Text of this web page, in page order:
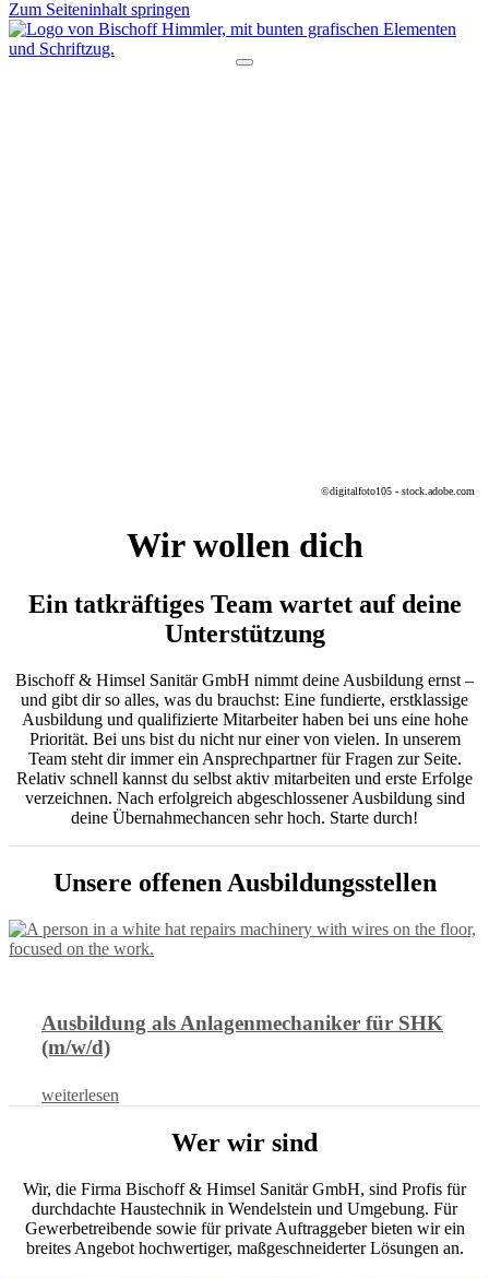
Zum Seiteninhalt springen
©digitalfoto105 - stock.adobe.com
Wir wollen dich
Ein tatkräftiges Team wartet auf deine
Unterstützung
Bischoff & Himsel Sanitär GmbH nimmt deine Ausbildung ernst –
und gibt dir so alles, was du brauchst: Eine fundierte, erstklassige
Ausbildung und qualifizierte Mitarbeiter haben bei uns eine hohe
Priorität. Bei uns bist du nicht nur einer von vielen. In unserem
Team steht dir immer ein Ansprechpartner für Fragen zur Seite.
Relativ schnell kannst du selbst aktiv mitarbeiten und erste Erfolge
verzeichnen. Nach erfolgreich abgeschlossener Ausbildung sind
deine Übernahmechancen sehr hoch. Starte durch!
Unsere offenen Ausbildungsstellen
Ausbildung als Anlagenmechaniker für SHK
(m/w/d)
weiterlesen
Wer wir sind
Wir, die Firma Bischoff & Himsel Sanitär GmbH, sind Profis für
durchdachte Haustechnik in Wendelstein und Umgebung. Für
Gewerbetreibende sowie für private Auftraggeber bieten wir ein
breites Angebot hochwertiger, maßgeschneiderter Lösungen an.